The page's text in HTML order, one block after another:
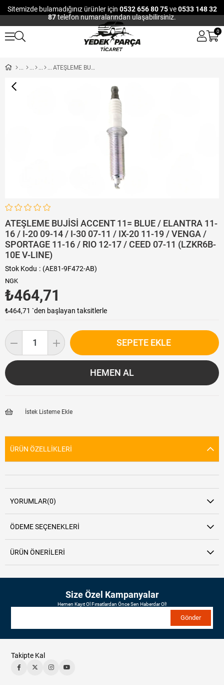
Sitemizde bulamadığınız ürünler için 0532 656 80 75ve0533 148 32
87telefon numaralarından ulaşabilirsiniz.
0
ATEŞLEME BUJİSİ ACCENT 11= BLUE / ELANTRA 11-16 / I-20 09-14 / I-30 07-11 / IX-20 11-19 / VENGA / SPORTAGE 11-16 / RIO 12-17 / CEED 07-11 (LZKR6B-10E V-LINE)
ATEŞLEME BUJİSİ ACCENT 11= BLUE / ELANTRA 11-
16 / I-20 09-14 / I-30 07-11 / IX-20 11-19 / VENGA /
SPORTAGE 11-16 / RIO 12-17 / CEED 07-11 (LZKR6B-
10E V-LINE)
Stok Kodu (AE81-9F472-AB)
NGK
₺464,71
₺464,71 `den başlayan taksitlerle
İstek Listeme Ekle
ÜRÜN ÖZELLIKLERI
YORUMLAR(0)
ÖDEME SEÇENEKLERI
ÜRÜN ÖNERILERI
Size Özel Kampanyalar
Hemen Kayıt Ol Fırsatlardan Önce Sen Haberdar Ol!
Gönder
Takipte Kal